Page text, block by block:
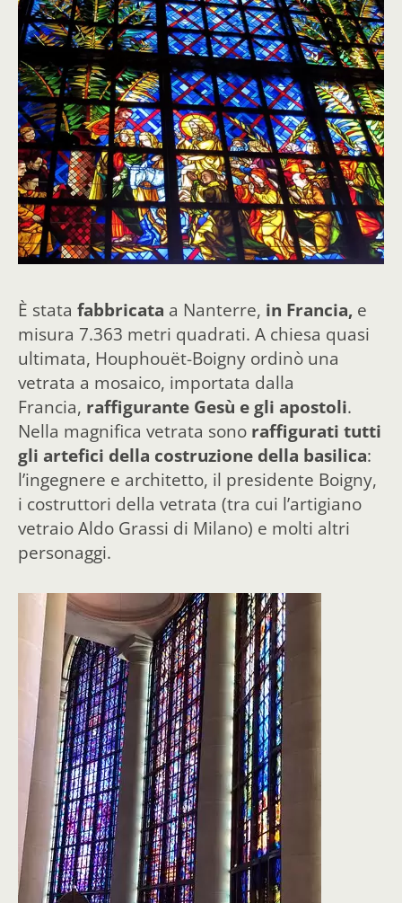
È stata fabbricata a Nanterre, in Francia, e
misura 7.363 metri quadrati. A chiesa quasi
ultimata, Houphouët-Boigny ordinò una
vetrata a mosaico, importata dalla
Francia, raffigurante Gesù e gli apostoli.
Nella magnifica vetrata sono raffigurati tutti
gli artefici della costruzione della basilica:
l’ingegnere e architetto, il presidente Boigny,
i costruttori della vetrata (tra cui l’artigiano
vetraio Aldo Grassi di Milano) e molti altri
personaggi.